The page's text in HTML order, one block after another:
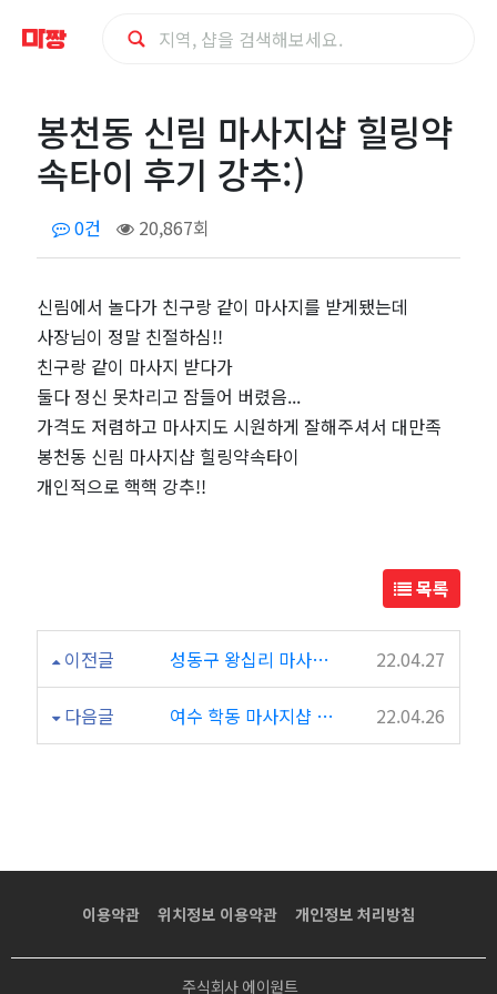
천
신
림
마
사
지
링
약
속
기
봉천동 신림 마사지샵 힐링약
속타이 후기 강추:)
0건 20,867회
신림에서 놀다가 친구랑 같이 마사지를 받게됐는데
사장님이 정말 친절하심!!
친구랑 같이 마사지 받다가
둘다 정신 못차리고 잠들어 버렸음...
가격도 저렴하고 마사지도 시원하게 잘해주셔서 대만족
봉천동 신림 마사지샵 힐링약속타이
개인적으로 핵핵 강추!!
목록
이전글 성동구 왕십리 마사지샵 약손아로마 대박후기~ 22.04.27
다음글 여수 학동 마사지샵 에이스아로마 대박이네요 [후기] 22.04.26
이용약관 위치정보 이용약관 개인정보 처리방침
주식회사 에이원트